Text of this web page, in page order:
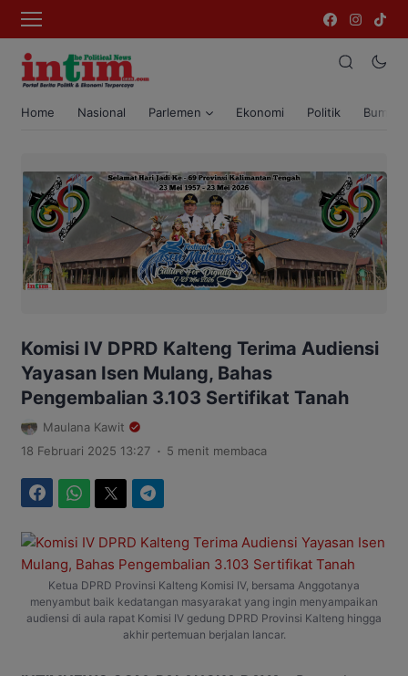
Home Nasional Parlemen Ekonomi Politik Bumi
Komisi IV DPRD Kalteng Terima Audiensi
Yayasan Isen Mulang, Bahas
Pengembalian 3.103 Sertifikat Tanah
Maulana Kawit
18 Februari 2025 13:27 . 5 menit membaca
Ketua DPRD Provinsi Kalteng Komisi IV, bersama Anggotanya
menyambut baik kedatangan masyarakat yang ingin menyampaikan
audiensi di aula rapat Komisi IV gedung DPRD Provinsi Kalteng hingga
akhir pertemuan berjalan lancar.